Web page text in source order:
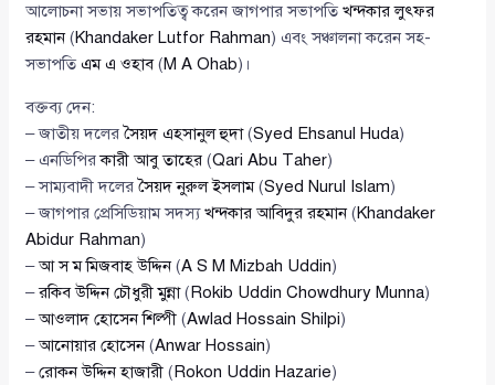
আলোচনা সভায় সভাপতিত্ব করেন জাগপার সভাপতিখন্দকার লুৎফর
রহমান(Khandaker Lutfor Rahman) এবং সঞ্চালনা করেন সহ-
সভাপতিএম এ ওহাব(M A Ohab)।
বক্তব্য দেন:
– জাতীয় দলেরসৈয়দ এহসানুল হুদা(Syed Ehsanul Huda)
– এনডিপিরকারী আবু তাহের (Qari Abu Taher)
– সাম্যবাদী দলেরসৈয়দ নুরুল ইসলাম(Syed Nurul Islam)
– জাগপার প্রেসিডিয়াম সদস্যখন্দকার আবিদুর রহমান(Khandaker
Abidur Rahman)
–আ স ম মিজবাহ উদ্দিন(A S M Mizbah Uddin)
–রকিব উদ্দিন চৌধুরী মুন্না(Rokib Uddin Chowdhury Munna)
–আওলাদ হোসেন শিল্পী (Awlad Hossain Shilpi)
–আনোয়ার হোসেন(Anwar Hossain)
–রোকন উদ্দিন হাজারী (Rokon Uddin Hazarie)